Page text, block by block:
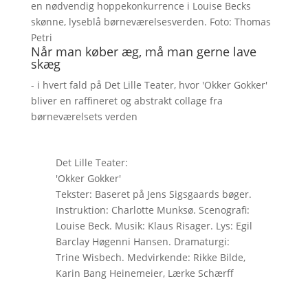
en nødvendig hoppekonkurrence i Louise Becks
skønne, lyseblå børneværelsesverden. Foto: Thomas
Petri
Når man køber æg, må man gerne lave
skæg
- i hvert fald på Det Lille Teater, hvor 'Okker Gokker'
bliver en raffineret og abstrakt collage fra
børneværelsets verden
Det Lille Teater:
'Okker Gokker'
Tekster: Baseret på Jens Sigsgaards bøger.
Instruktion: Charlotte Munksø. Scenografi:
Louise Beck. Musik: Klaus Risager. Lys: Egil
Barclay Høgenni Hansen. Dramaturgi:
Trine Wisbech. Medvirkende: Rikke Bilde,
Karin Bang Heinemeier, Lærke Schærff